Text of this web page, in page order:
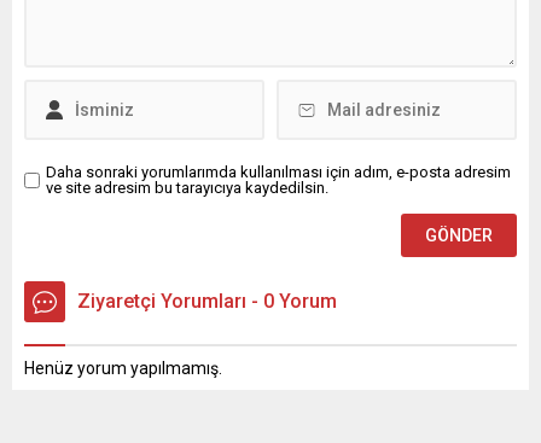
Delen mesajında şu
Daha sonraki yorumlarımda kullanılması için adım, e-posta adresim
ve site adresim bu tarayıcıya kaydedilsin.
Ziyaretçi Yorumları - 0 Yorum
Henüz yorum yapılmamış.